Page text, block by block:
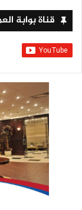
قناة بوابة